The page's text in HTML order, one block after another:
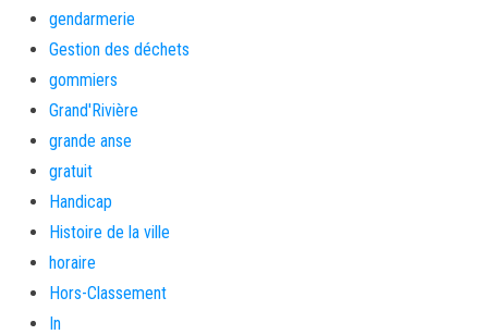
gendarmerie
Gestion des déchets
gommiers
Grand'Rivière
grande anse
gratuit
Handicap
Histoire de la ville
horaire
Hors-Classement
In